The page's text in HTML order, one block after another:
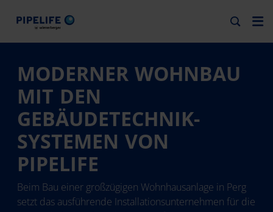
MODERNER WOHNBAU
MIT DEN
GEBÄUDETECHNIK-
SYSTEMEN VON
PIPELIFE
Beim Bau einer großzügigen Wohnhausanlage in Perg
setzt das ausführende Installationsunternehmen für die